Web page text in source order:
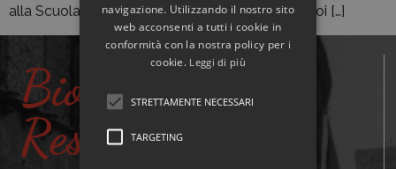
alla Scuola allievi ufficiali a Pavia nel 1943, per poi […]
Biografie
Resistenti
navigazione. Utilizzando il nostro sito
web acconsenti a tutti i cookie in
conformità con la nostra policy per i
cookie. Leggi di più
STRETTAMENTE NECESSARI
TARGETING